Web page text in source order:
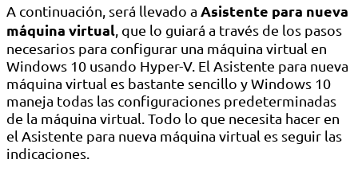
A continuación, será llevado a Asistente para nueva
máquina virtual , que lo guiará a través de los pasos
necesarios para configurar una máquina virtual en
Windows 10 usando Hyper-V. El Asistente para nueva
máquina virtual es bastante sencillo y Windows 10
maneja todas las configuraciones predeterminadas
de la máquina virtual. Todo lo que necesita hacer en
el Asistente para nueva máquina virtual es seguir las
indicaciones.